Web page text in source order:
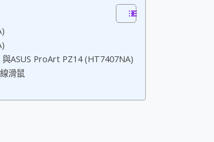
Yoga Slim 7 Aura Edition 觸控AI筆電 開箱 評測
硬軍規、冰感變色實測，realme 14 5G 遊戲戰鬥值
、AirPods耳機 三個設備充電一起搞定
FreeArc」開放式耳掛耳機，無感配戴! 超穩超
~ 口袋裡的 Zeiss 潮流攝影棚!
搞定! Roborock 衣莉莎白 H1 Neo分子篩洗脫烘 AI
電競掌機 最完美的家 MSI Nest Docking Station 掌
! Home+ 中嘉寬頻 SoundBox 劇院串流盒 開箱 評測
免費線上去聲器一鍵去除人聲 人聲 音樂分
人工具分享~~ iToolab AnyGo 魔物獵人 Now飛人
ASUS ProArt PZ14 (HT7407NA)
滑鼠